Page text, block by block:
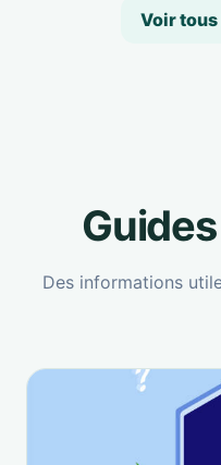
Voir
Des informations